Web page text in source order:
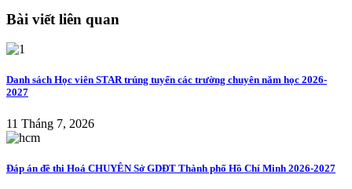
Bài viết liên quan
Danh sách Học viên STAR trúng tuyển các trường chuyên năm học 2026-
2027
11 Tháng 7, 2026
Đáp án đề thi Hoá CHUYÊN Sở GDĐT Thành phố Hồ Chí Minh 2026-2027